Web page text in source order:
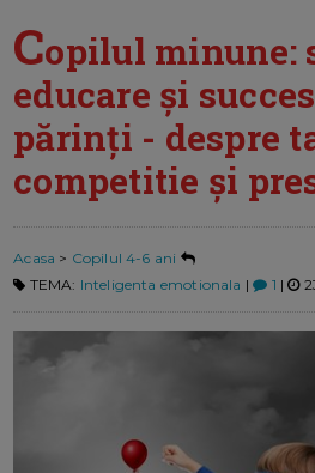
Copilul minune:
educare și
părinți - despre
competitie și
Acasa > Copilul 4-6 ani
TEMA: Inteligenta emotionala | 1 |